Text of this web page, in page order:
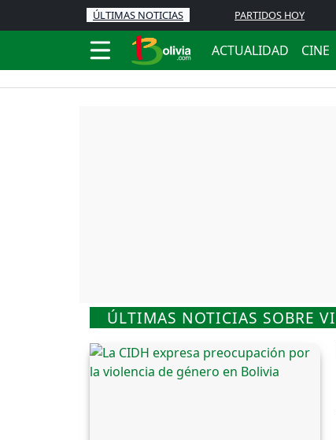
ÚLTIMAS NOTICIAS PARTIDOS HOY
ACTUALIDAD CINE
ÚLTIMAS NOTICIAS SOBRE